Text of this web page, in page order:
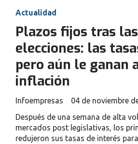
Plazos fijos tras las
elecciones: las
pero aún le ganan
inflación
Después de una semana de alta
mercados post legislativas, los
redujeron sus tasas de interés
Actualidad
04 de noviembre
Infoempresas